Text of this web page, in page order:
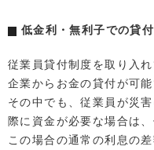
低金利・無利子での貸付
従業員貸付制度を取り入
企業からお金の貸付が可能
その中でも、従業員が災
際に資金が必要な場合は
この場合の通常の利息の